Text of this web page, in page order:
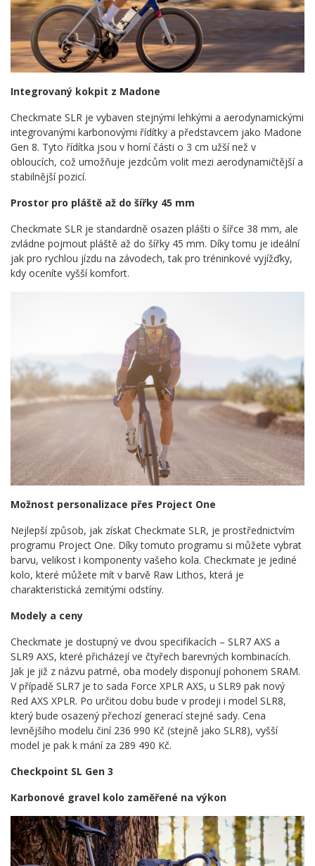
Integrovaný kokpit z Madone
Checkmate SLR je vybaven stejnými lehkými a aerodynamickými
integrovanými karbonovými řídítky a představcem jako Madone
Gen 8. Tyto řídítka jsou v horní části o 3 cm užší než v
obloucích, což umožňuje jezdcům volit mezi aerodynamičtější a
stabilnější pozicí.
Prostor pro pláště až do šířky 45 mm
Checkmate SLR je standardně osazen plášti o šířce 38 mm, ale
zvládne pojmout pláště až do šířky 45 mm. Díky tomu je ideální
jak pro rychlou jízdu na závodech, tak pro tréninkové vyjížďky,
kdy oceníte vyšší komfort.
Možnost personalizace přes Project One
Nejlepší způsob, jak získat Checkmate SLR, je prostřednictvím
programu Project One. Díky tomuto programu si můžete vybrat
barvu, velikost i komponenty vašeho kola. Checkmate je jediné
kolo, které můžete mít v barvě Raw Lithos, která je
charakteristická zemitými odstíny.
Modely a ceny
Checkmate je dostupný ve dvou specifikacích – SLR7 AXS a
SLR9 AXS, které přicházejí ve čtyřech barevných kombinacích.
Jak je již z názvu patrné, oba modely disponují pohonem SRAM.
V případě SLR7 je to sada Force XPLR AXS, u SLR9 pak nový
Red AXS XPLR. Po určitou dobu bude v prodeji i model SLR8,
který bude osazený přechozí generací stejné sady. Cena
levnějšího modelu činí 236 990 Kč (stejně jako SLR8), vyšší
model je pak k mání za 289 490 Kč.
Checkpoint SL Gen 3
Karbonové gravel kolo zaměřené na výkon